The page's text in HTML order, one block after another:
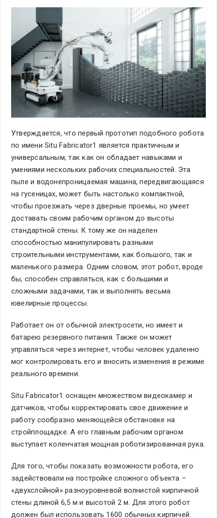
Утверждается, что первый прототип подобного робота
по имени Situ Fabricator1 является практичным и
универсальным, так как он обладает навыками и
умениями нескольких рабочих специальностей. Эта
пыле и водонепроницаемая машина, передвигающаяся
на гусеницах, может быть настолько компактной,
чтобы проезжать через дверные проемы, но умеет
доставать своим рабочим органом до высоты
стандартной стены. К тому же он наделен
способностью манипулировать разными
строительными инструментами, как большого, так и
маленького размера. Одним словом, этот робот, вроде
бы, способен справляться, как с большими и
сложными задачами, так и выполнять весьма
ювелирные процессы.
Работает он от обычной электросети, но имеет и
батарею резервного питания. Также он может
управляться через интернет, чтобы человек удаленно
мог контролировать его и вносить изменения в режиме
реального времени.
Situ Fabricator1 оснащен множеством видеокамер и
датчиков, чтобы корректировать свое движение и
работу сообразно меняющейся обстановке на
стройплощадке. А его главным рабочим органом
выступает коленчатая мощная роботизированная рука.
Для того, чтобы показать возможности робота, его
задействовали на постройке сложного объекта –
«двухслойной» разноуровневой волнистой кирпичной
стены длиной 6,5 м и высотой 2 м. Для этого робот
должен был использовать 1600 обычных кирпичей.